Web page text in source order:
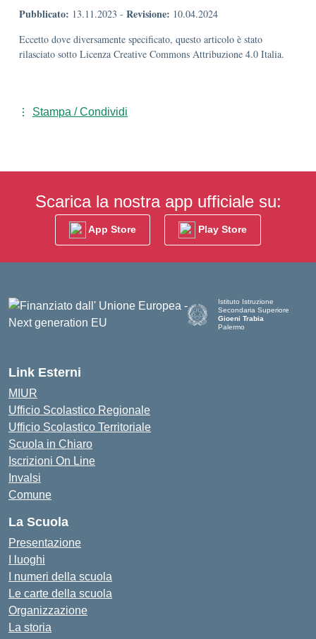
Pubblicato: 13.11.2023 - Revisione: 10.04.2024
Eccetto dove diversamente specificato, questo articolo è stato
rilasciato sotto Licenza Creative Commons Attribuzione 4.0 Italia.
Stampa / Condividi
Scarica la nostra app ufficiale su:
App Store Play Store
Istituto Istruzione
Secondaria Superiore
Gioeni Trabia
Palermo
Link Esterni
MIUR
Ufficio Scolastico Regionale
Ufficio Scolastico Territoriale
Scuola in Chiaro
Iscrizioni On Line
Invalsi
Comune
La Scuola
Presentazione
I luoghi
I numeri della scuola
Le carte della scuola
Organizzazione
La storia